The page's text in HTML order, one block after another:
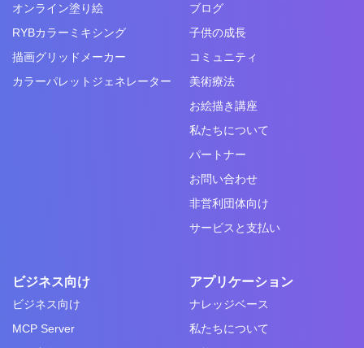
オンライン塗り絵
RYBカラーミキシング
描画グリッドメーカー
カラーパレットジェネレーター
ブログ
子供の成長
コミュニティ
美術療法
お絵描き講座
私たちについて
パートナー
お問い合わせ
非営利団体向け
サービスと支払い
ビジネス向け
ビジネス向け
MCP Server
アプリケーション
ナレッジベース
私たちについて